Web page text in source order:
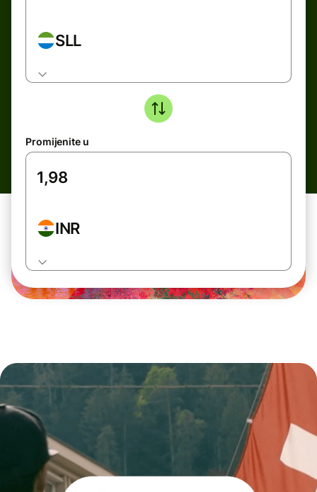
SLL
Promijenite u
INR